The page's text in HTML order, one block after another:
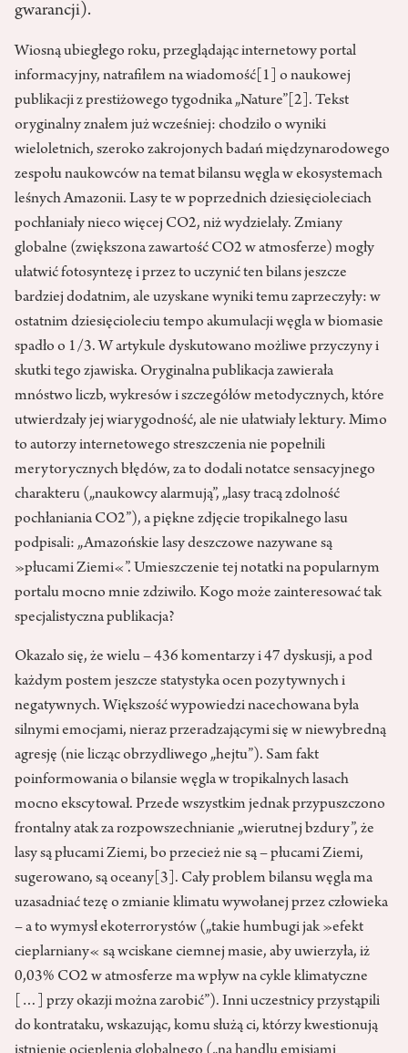
gwarancji).
Wiosną ubiegłego roku, przeglądając internetowy portal
informacyjny, natrafiłem na wiadomość [1]
o naukowej
publikacji z prestiżowego tygodnika „Nature” [2] . Tekst
oryginalny znałem już wcześniej: chodziło o wyniki
wieloletnich, szeroko zakrojonych badań międzynarodowego
zespołu naukowców na temat bilansu węgla w ekosystemach
leśnych Amazonii. Lasy te w poprzednich dziesięcioleciach
pochłaniały nieco więcej CO2, niż wydzielały. Zmiany
globalne (zwiększona zawartość CO2 w atmosferze) mogły
ułatwić fotosyntezę i przez to uczynić ten bilans jeszcze
bardziej dodatnim, ale uzyskane wyniki temu zaprzeczyły: w
ostatnim dziesięcioleciu tempo akumulacji węgla w biomasie
spadło o 1/3. W artykule dyskutowano możliwe przyczyny i
skutki tego zjawiska. Oryginalna publikacja zawierała
mnóstwo liczb, wykresów i szczegółów metodycznych, które
utwierdzały jej wiarygodność, ale nie ułatwiały lektury. Mimo
to autorzy internetowego streszczenia nie popełnili
merytorycznych błędów, za to dodali notatce sensacyjnego
charakteru („naukowcy alarmują”, „lasy tracą zdolność
pochłaniania CO2”), a piękne zdjęcie tropikalnego lasu
podpisali: „Amazońskie lasy deszczowe nazywane są
»płucami Ziemi«”. Umieszczenie tej notatki na popularnym
portalu mocno mnie zdziwiło. Kogo może zainteresować tak
specjalistyczna publikacja?
Okazało się, że wielu – 436 komentarzy i 47 dyskusji, a pod
każdym postem jeszcze statystyka ocen pozytywnych i
negatywnych. Większość wypowiedzi nacechowana była
silnymi emocjami, nieraz przeradzającymi się w niewybredną
agresję (nie licząc obrzydliwego „hejtu”). Sam fakt
poinformowania o bilansie węgla w tropikalnych lasach
mocno ekscytował. Przede wszystkim jednak przypuszczono
frontalny atak za rozpowszechnianie „wierutnej bzdury”, że
lasy są płucami Ziemi, bo przecież nie są – płucami Ziemi,
sugerowano, są oceany [3] . Cały problem bilansu węgla ma
uzasadniać tezę o zmianie klimatu wywołanej przez człowieka
– a to wymysł ekoterrorystów („takie humbugi jak »efekt
cieplarniany« są wciskane ciemnej masie, aby uwierzyła, iż
0,03% CO2 w atmosferze ma wpływ na cykle klimatyczne
[…] przy okazji można zarobić”). Inni uczestnicy przystąpili
do kontrataku, wskazując, komu służą ci, którzy kwestionują